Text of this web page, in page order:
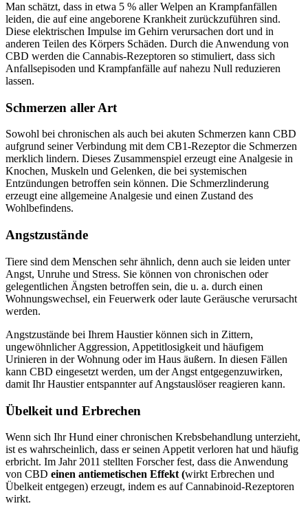
Man schätzt, dass in etwa 5 % aller Welpen an Krampfanfällen
leiden, die auf eine angeborene Krankheit zurückzuführen sind.
Diese elektrischen Impulse im Gehirn verursachen dort und in
anderen Teilen des Körpers Schäden. Durch die Anwendung von
CBD werden die Cannabis-Rezeptoren so stimuliert, dass sich
Anfallsepisoden und Krampfanfälle auf nahezu Null reduzieren
lassen.
Schmerzen aller Art
Sowohl bei chronischen als auch bei akuten Schmerzen kann CBD
aufgrund seiner Verbindung mit dem CB1-Rezeptor die Schmerzen
merklich lindern. Dieses Zusammenspiel erzeugt eine Analgesie in
Knochen, Muskeln und Gelenken, die bei systemischen
Entzündungen betroffen sein können. Die Schmerzlinderung
erzeugt eine allgemeine Analgesie und einen Zustand des
Wohlbefindens.
Angstzustände
Tiere sind dem Menschen sehr ähnlich, denn auch sie leiden unter
Angst, Unruhe und Stress. Sie können von chronischen oder
gelegentlichen Ängsten betroffen sein, die u. a. durch einen
Wohnungswechsel, ein Feuerwerk oder laute Geräusche verursacht
werden.
Angstzustände bei Ihrem Haustier können sich in Zittern,
ungewöhnlicher Aggression, Appetitlosigkeit und häufigem
Urinieren in der Wohnung oder im Haus äußern. In diesen Fällen
kann CBD eingesetzt werden, um der Angst entgegenzuwirken,
damit Ihr Haustier entspannter auf Angstauslöser reagieren kann.
Übelkeit und Erbrechen
Wenn sich Ihr Hund einer chronischen Krebsbehandlung unterzieht,
ist es wahrscheinlich, dass er seinen Appetit verloren hat und häufig
erbricht. Im Jahr 2011 stellten Forscher fest, dass die Anwendung
von CBD einen antiemetischen Effekt (wirkt Erbrechen und
Übelkeit entgegen) erzeugt, indem es auf Cannabinoid-Rezeptoren
wirkt.